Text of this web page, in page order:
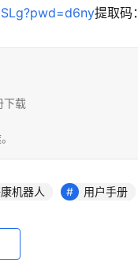
提取码
下载
机器人 用户手册